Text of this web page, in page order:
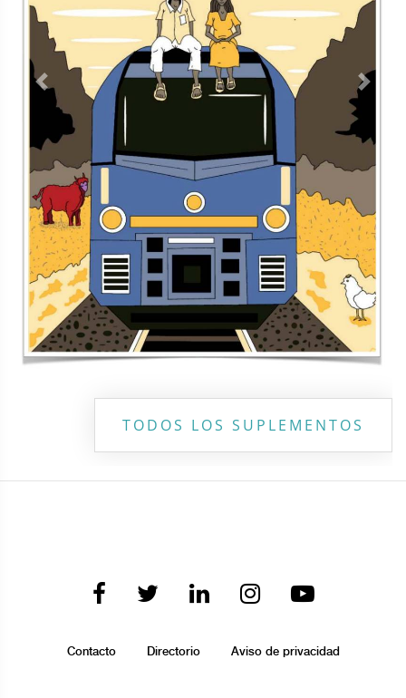
Contacto Directorio Aviso de privacidad
Copyright ©2026 Todos los derechos reservados | La Jornada
Maya